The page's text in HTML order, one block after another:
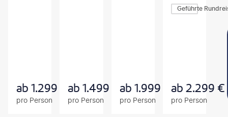
ab1.299
pro Person
B
O
T
ab 1.499 €
pro Person
B
O
T
ab1.999
pro Person
B
O
T
Geführte
ab2.299 €
pro Person